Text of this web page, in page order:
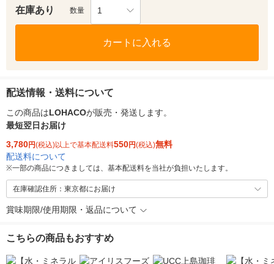
在庫あり 数量 1
カートに入れる
配送情報・送料について
この商品はLOHACOが販売・発送します。
最短翌日お届け
3,780円(税込)以上で基本配送料550円(税込)無料
配送料について
※一部の商品につきましては、基本配送料を当社が負担いたします。
在庫確認住所：東京都にお届け
賞味期限/使用期限・返品について
こちらの商品もおすすめ